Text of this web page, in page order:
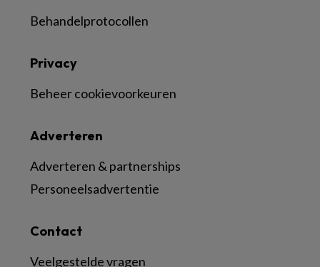
Behandelprotocollen
Contact
Veelgestelde vragen
Adverteren
Adverteren & partnerships
Personeelsadvertentie
Privacy
Beheer cookievoorkeuren